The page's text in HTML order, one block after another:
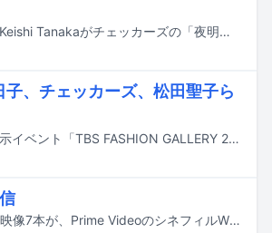
名曲を再構築するプロジェクト「Newtro」の第45弾として、Keishi Tanakaがチェッカーズの「夜明けのブレス」をカバー。YouTubeではこの曲のミュージックビデオが公開された。
子、チェッカーズ、松田聖子ら
3月13日から23日にかけて東京・TBS赤坂BLITZスタジオで展示イベント「TBS FASHION GALLERY 2025 ～ザ・ベストテン展～」が行われる。
チェッカーズが1985年から1992年までに行ったコンサートの映像7本が、Prime VideoのシネフィルWOWOW プラスで配信された。